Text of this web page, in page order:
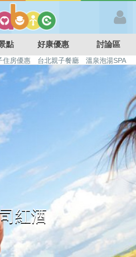
點 好康優惠 討論區
住房優惠 台北親子餐廳
溫泉泡湯SPA
日本親子景點
紅酒